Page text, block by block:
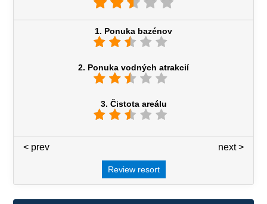
1. Ponuka bazénov
2. Ponuka vodných atrakcií
3. Čistota areálu
next >
< prev
Review resort